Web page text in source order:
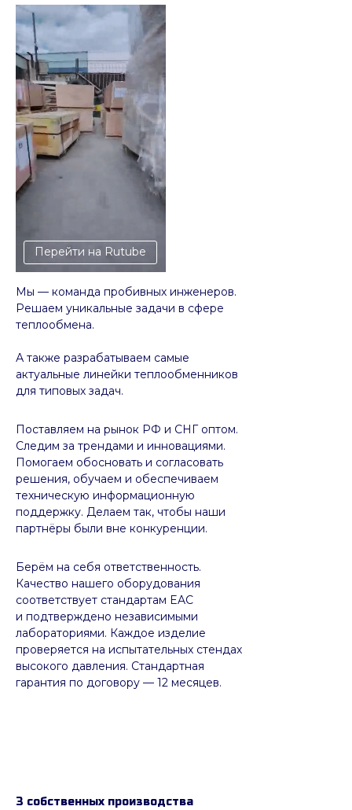
Мы — команда пробивных инженеров.
Решаем уникальные задачи в сфере
теплообмена.
А также разрабатываем самые
актуальные линейки теплообменников
для типовых задач.
Берём на себя ответственность.
Качество нашего оборудования
соответствует стандартам EAC
и подтверждено независимыми
лабораториями. Каждое изделие
проверяется на испытательных стендах
высокого давления. Стандартная
гарантия по договору — 12 месяцев.
Поставляем на рынок РФ и СНГ оптом.
Следим за трендами и инновациями.
Помогаем обосновать и согласовать
решения, обучаем и обеспечиваем
техническую информационную
поддержку. Делаем так, чтобы наши
партнёры были вне конкуренции.
Перейти на Rutube
3 собственных производства